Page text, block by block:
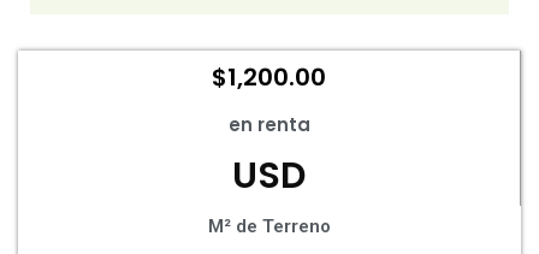
$1,200.00
en renta
USD
M² de Terreno